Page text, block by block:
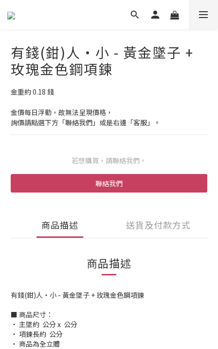
有錢(鉗)人・小 - 黃金墜子 +
玫瑰金色鋼項鍊
金重約 0.18 錢
金價每日浮動，故無法呈現價格，
詢價請點選下方「聯絡我們」或是右邊「客服」。
若想購買，請聯絡我們。
聯絡我們
商品描述 送貨及付款方式
商品描述
有錢(鉗)人・小 - 黃金墜子 + 玫瑰金色鋼項鍊
■ 商品尺寸：
‧ 主墜約 公分 x 公分
‧ 項鍊長約 公分
‧ 商品為全立體